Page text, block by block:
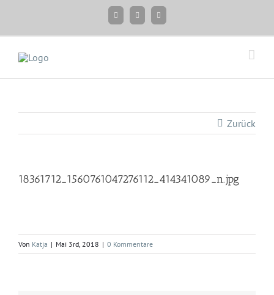
FacebookInstagramTwitter
Zurück
18361712_1560761047276112_414341089_n.jpg
Von Katja | Mai 3rd, 2018 | 0 Kommentare